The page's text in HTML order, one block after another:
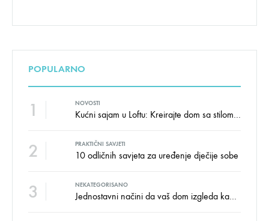
POPULARNO
1 NOVOSTI
Kućni sajam u Loftu: Kreirajte dom sa stilom i udobnošću uz velike uštede!
2 PRAKTIČNI SAVJETI
10 odličnih savjeta za uređenje dječije sobe
3 NEKATEGORISANO
Jednostavni načini da vaš dom izgleda kao salon namještaja